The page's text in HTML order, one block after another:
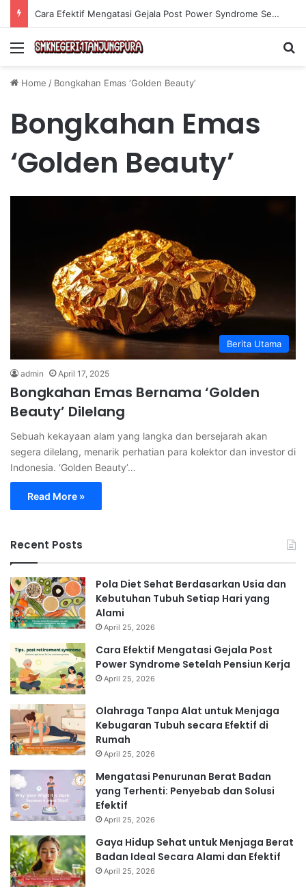
Cara Efektif Mengatasi Gejala Post Power Syndrome Setelah Pensiun Kerja
Menu
Home / Bongkahan Emas ‘Golden Beauty’
Bongkahan Emas
‘Golden Beauty’
Berita Utama
admin April 17, 2025
Bongkahan Emas Bernama ‘Golden
Beauty’ Dilelang
Sebuah kekayaan alam yang langka dan bersejarah akan
segera dilelang, menarik perhatian para kolektor dan investor di
Indonesia. ‘Golden Beauty’…
Read More »
Recent Posts
Pola Diet Sehat Berdasarkan Usia dan
Kebutuhan Tubuh Setiap Hari yang
Alami
April 25, 2026
Cara Efektif Mengatasi Gejala Post
Power Syndrome Setelah Pensiun Kerja
April 25, 2026
Olahraga Tanpa Alat untuk Menjaga
Kebugaran Tubuh secara Efektif di
Rumah
April 25, 2026
Mengatasi Penurunan Berat Badan
yang Terhenti: Penyebab dan Solusi
Efektif
April 25, 2026
Gaya Hidup Sehat untuk Menjaga Berat
Badan Ideal Secara Alami dan Efektif
April 25, 2026